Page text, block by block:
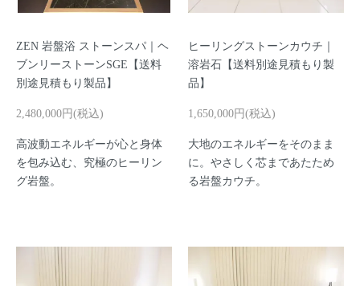
ZEN 岩盤浴 ストーンスパ｜ヘ
ブンリーストーンSGE【送料
別途見積もり製品】
2,480,000円(税込)
高波動エネルギーが心と身体
を包み込む、究極のヒーリン
グ岩盤。
ヒーリングストーンカウチ｜
溶岩石【送料別途見積もり製
品】
1,650,000円(税込)
大地のエネルギーをそのまま
に。やさしく芯まであたため
る岩盤カウチ。